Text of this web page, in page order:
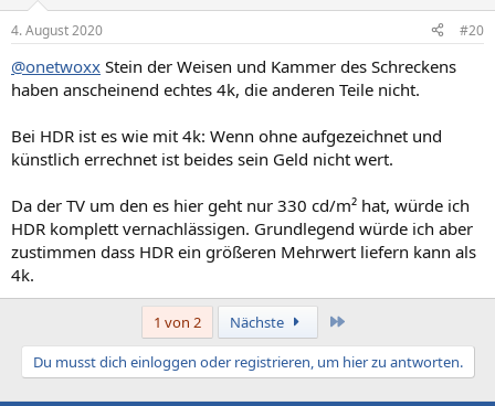
e
:
4. August 2020 #20
@onetwoxx Stein der Weisen und Kammer des Schreckens
haben anscheinend echtes 4k, die anderen Teile nicht.
Bei HDR ist es wie mit 4k: Wenn ohne aufgezeichnet und
künstlich errechnet ist beides sein Geld nicht wert.
Da der TV um den es hier geht nur 330 cd/m² hat, würde ich
HDR komplett vernachlässigen. Grundlegend würde ich aber
zustimmen dass HDR ein größeren Mehrwert liefern kann als
4k.
1 von 2 Nächste
Du musst dich einloggen oder registrieren, um hier zu antworten.